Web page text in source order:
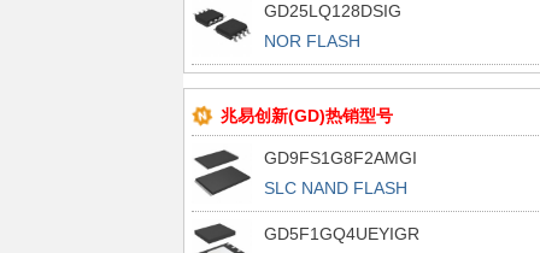
GD25LQ128DSIG
NOR FLASH
兆易创新(GD)热销型号
GD9FS1G8F2AMGI
SLC NAND FLASH
GD5F1GQ4UEYIGR